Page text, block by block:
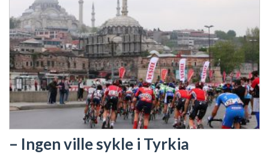
– Ingen ville sykle i Tyrkia